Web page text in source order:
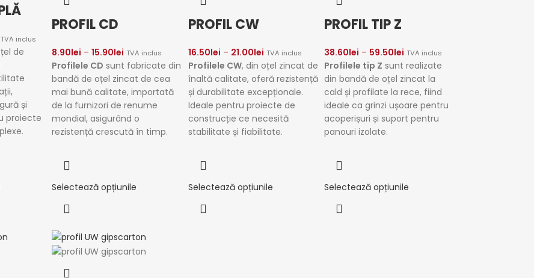
TVA inclus
de
și
proiecte
PROFIL CD
8.90lei –15.90lei TVA inclus
Profilele CD sunt fabricate din
bandă de oțel zincat de cea
mai bună calitate, importată
de la furnizori de renume
mondial, asigurând o
rezistență crescută în timp.
Selectează opțiunile
PROFIL CW
16.50lei – 21.00lei TVA inclus
Profilele CW, din oțel zincat de
înaltă calitate, oferă rezistență
și durabilitate excepționale.
Ideale pentru proiecte de
construcție ce necesită
stabilitate și fiabilitate.
Selectează opțiunile
PROFIL TIP Z
38.60lei – 59.50lei TVA inclus
Profilele tip Z sunt realizate
din bandă de oțel zincat la
cald și profilate la rece, fiind
ideale ca grinzi ușoare pentru
acoperișuri și suport pentru
panouri izolate.
Selectează opțiunile